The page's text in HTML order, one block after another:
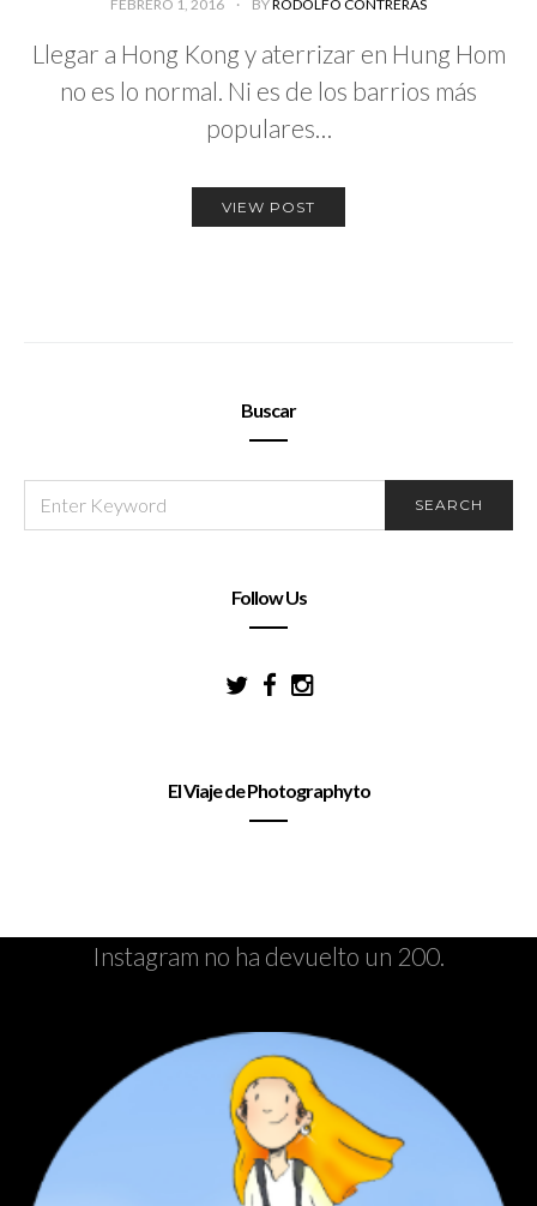
FEBRERO 1, 2016 BYRODOLFO CONTRERAS
Llegar a Hong Kong y aterrizar en Hung Hom
no es lo normal. Ni es de los barrios más
populares…
VIEW POST
Buscar
FOR:
SEARCH
Follow Us
El Viaje de Photographyto
Instagram no ha devuelto un 200.